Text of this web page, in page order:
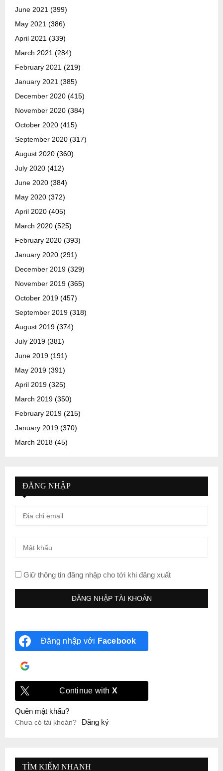
June 2021 (399)
May 2021 (386)
April 2021 (339)
March 2021 (284)
February 2021 (219)
January 2021 (385)
December 2020 (415)
November 2020 (384)
October 2020 (415)
September 2020 (317)
August 2020 (360)
July 2020 (412)
June 2020 (384)
May 2020 (372)
April 2020 (405)
March 2020 (525)
February 2020 (393)
January 2020 (291)
December 2019 (329)
November 2019 (365)
October 2019 (457)
September 2019 (318)
August 2019 (374)
July 2019 (381)
June 2019 (191)
May 2019 (391)
April 2019 (325)
March 2019 (350)
February 2019 (215)
January 2019 (370)
March 2018 (45)
ĐĂNG NHẬP
Giữ thông tin đăng nhập cho tới khi đăng xuất
Đăng nhập với Facebook
Continue with X
Quên mật khẩu?
Chưa có tài khoản? Đăng ký
TÌM KIẾM NHANH